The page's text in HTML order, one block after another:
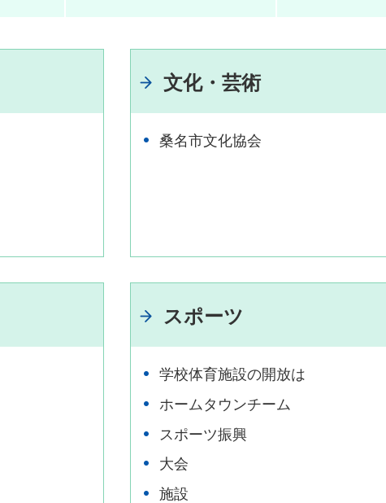
文化・芸術
桑名市文化協会
スポーツ
学校体育施設の開放は
ホームタウンチーム
スポーツ振興
大会
施設